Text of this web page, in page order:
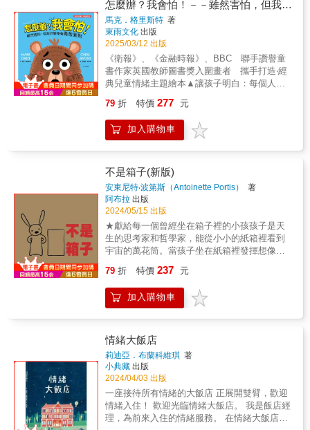
和夢幻視覺之間取得了精準平衡，展現出強烈
的構圖和空間的運用；使得這些作品不僅僅是
藝術品，更是對自然和科學的致敬。 讀者可以
造訪個人官網，進一步了解德洛內及其作品：
www.amandinedelaunay.com譯者簡介：譯者
詹文碩1979生於臺灣臺北，專業漢法口筆譯，
2024年獲頒法國文化部藝術與文學騎士勳章。
秘書長與蔡英文前總統就職、雙十國慶演說法
文同步口譯。現任中央大學、輔仁大學法文系
口筆譯兼任教授。 法國電訊管理學院管理碩
一世紀資本論》、《朝向新建築》、《菁英學
院》、《餐桌上的紅色經濟風暴》、《鐵骨柔
情》、《證嚴法師自然語》等十餘本書。希望
用優質的口筆譯，把精采的法國文化分享給勇
敢可愛的臺灣人！ 審訂 余欣怡臺灣大學生態
學與演化生物學研究所博士，黑潮海洋文教基
金會鯨豚董事；著作有《黑潮尋鯨》（合著，
遠流出版）、《臺灣百種海洋圖鑑》（合著，
海保署出版）。
要大家依照步驟執行，很快就能完成任務。然
而，隊友們卻一點都不謹慎小心、狀況百出，
結果施工完全沒辦法按照計畫進度進行，現場
陷入一團混亂…… 這樣的情節，正是孩子
在生活中可能會遇見的情況──在團體活動中，
如果每個人只照自己的意思行動，不聽指令、
不配合他人，事情很容易失控，不但沒辦法完
成任務，還可能影響其他人的利益。透過豬豬
都很有幹勁，但若沒有良好的分工與配合，再
棒的想法也難以實現。 本書特別強調「合
作」不只是同時做一件事，而是確認細節、分
願意停下來協助彼此、重新規劃工作，他們的
工程才終於順利完成。這樣的轉折，不只增加
故事張力，也能讓孩子認知到「按部就班」與
「團隊策略」的力量。＊學習領域：語文、綜
合活動 (人際關係與團隊合作／人際關係與溝通
活動、危機辨識與處理／解決問題)＊議題：人
際關係、情緒教育
開心地手舞足蹈，感受音樂環繞的美妙！星期
六下午，河馬啵啵正在敲鼓，噠噠～咚咚咚～
嗒嗒嗒～可是啵啵一不小心敲太用力，鼓壞掉
了！他趕緊帶去鎮上的樂器行修理，但招牌上
卻寫著「本日公休」！「這麼這樣，我的鼓該
怎麼辦呢？」啵啵無精打采地往回走，突然看
到地上有閃閃發光的東西：「啊！找到漂亮的
石頭！把石頭放進鼓裡帶回家吧！」這時，鼓
囉～～「哇啊，好棒喔，破掉的鼓，變成新的
樂器了！」動物村的朋友們紛紛聞「聲」而
來，好奇這是什麼樂器呀？這個從沒聽過的聲
來做樂器吧！」不一會兒，大家帶來令人意想
不到的東西：有樹枝、貝殼、種子……沙啦啦
～沙啦～好像來到了海邊；沙咖沙咖～種子彷
彿在跳舞呢！啵啵和動物朋友們還會做出什麼
樣的樂器呢？一起動動腦，想一想！音樂派對
就在大家的創意與合奏中熱鬧展開！突然，噹
啷～噠噠噠～啵咚～啵噠啵噠～一陣劇烈聲響
大家一起猜一猜！〔本書特色〕★河馬啵啵和
朋友們以豐富的想像力創造各種生活中的「樂
器」，全書充滿精彩圖文和各式各樣的聲音，
引發孩子從生活中展開聯想，隨時汲取創新靈
子，你也可以跟著河馬啵啵一起做樂器哦！找
找身邊隨手可得的小物件：杯子、水桶、鈴
鐺、木棒、彈珠……激發創意點子，靈機一
動，就能做出獨一無二專屬於你的美妙樂器。
❤河馬啵啵系列繪本①～⑦陪孩子快樂成長！❤
日本暢銷逾90,000冊！《河馬啵啵的果汁派
對》《河馬啵啵的祕密基地》《河馬啵啵的剉
冰派對》《河馬啵啵的妖怪麵包派對》《河馬
怎麼辦？我會怕！－－雖然害怕，但我仍
要學會勇敢面對(Bears Don't Get Scared
)
馬克．格里斯特 著
東雨文化 出版
2025/03/12 出版
《衛報》、《金融時報》、BBC 聯手讚譽童
書作家英國教師圖書獎入圍畫者 攜手打造‧經
典兒童情緒主題繪本▲讓孩子明白：每個人都
樣才有學習勇敢的機會。------------------------------
【面對恐懼／情緒管理】小熊貝拉從不害怕
——她不怕高、不怕吵，更不怕黑漆漆的夜
但，等到真正上台排練……喔不！她先是開始
發抖，然後肚子裡一陣陣咕嚕嚕翻滾。這是什
麼感覺？貝拉是不是……害怕了？◎好評推薦7
歲女兒很喜歡這個故事！故事流暢，精緻的插
圖將情節中的貝拉、奶奶和朋友的描述變得更
加生動。我給這本書五顆星，並強烈推薦給大
家
——英國讀者Donna插圖明亮、文章流暢易
懂。是一本可以和孩子討論如何面對害怕的可
事
——英國讀者EMMA◎引導閱讀 每個孩子
都會有害怕的時刻，無論是得獨自入睡、面對
中的小熊貝拉總是充滿自信，從不害怕任何
事：她不怕高、不怕黑，甚至不怕突如其來的
吵鬧聲，因此她一直覺得自己是勇敢的。直到
某天，貝拉終於碰到了讓她感覺「怪怪的」、
「不對勁」的事情，也就是站上舞台演出！這
也是貝拉第一次認識到「害怕」這樣的情緒，
她因而感到不知所措。 幸好，在奶奶的開
79 折 特價 277 元
加入購物車
不是箱子(新版)
安東尼特‧波第斯（Antoinette Portis）
著
阿布拉 出版
2024/05/15 出版
★獻給每一個曾經坐在箱子裡的小孩孩子是天
生的思考家和哲學家，能從小小的紙箱裡看到
宇宙的萬花筒。當孩子坐在紙箱裡發揮想像力
的世界。本書作者把孩子無窮的想像力，用極
為簡單的線條豐富的呈現出來。從書中小小兔
和隱形角色之間的對話，更能看到孩子想像力
外讀物推薦˙ 好書大家讀年度最佳少年兒童讀物
獎˙ 滿天星閱讀計畫優良圖書推薦
79 折 特價 237 元
加入購物車
情緒大飯店
莉迪亞．布蘭科維琪 著
小典藏 出版
2024/04/03 出版
一座接待所有情緒的大飯店 正展開雙臂，歡迎
情緒入住！ 歡迎光臨情緒大飯店。 我是飯店經
理，為前來入住的情緒服務。 在情緒大飯店，